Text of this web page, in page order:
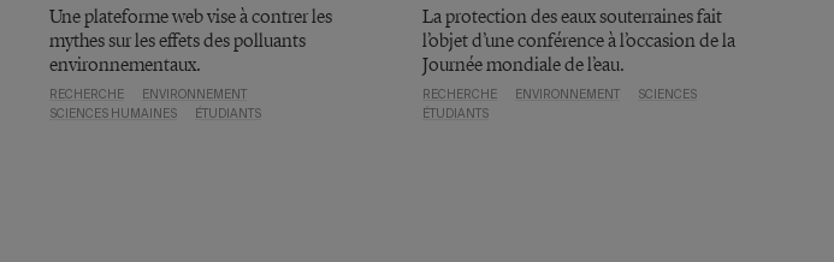
Une plateforme web vise à contrer les
mythes sur les effets des polluants
environnementaux.
RECHERCHE
ENVIRONNEMENT
SCIENCES HUMAINES
ÉTUDIANTS
La protection des eaux souterraines fait
l’objet d’une conférence à l’occasion de la
Journée mondiale de l’eau.
RECHERCHE ENVIRONNEMENT
SCIENCES
ÉTUDIANTS